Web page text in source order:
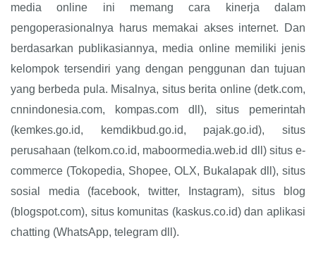
media online ini memang cara kinerja dalam
pengoperasionalnya harus memakai akses internet. Dan
berdasarkan publikasiannya, media online memiliki jenis
kelompok tersendiri yang dengan penggunan dan tujuan
yang berbeda pula. Misalnya, situs berita online (detk.com,
cnnindonesia.com, kompas.com dll), situs pemerintah
(kemkes.go.id, kemdikbud.go.id, pajak.go.id), situs
perusahaan (telkom.co.id, maboormedia.web.id dll) situs e-
commerce (Tokopedia, Shopee, OLX, Bukalapak dll), situs
sosial media (facebook, twitter, Instagram), situs blog
(blogspot.com), situs komunitas (kaskus.co.id) dan aplikasi
chatting (WhatsApp, telegram dll).